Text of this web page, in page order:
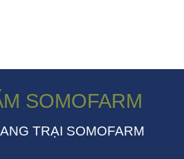
SOMOFARM
TRẠI SOMOFARM